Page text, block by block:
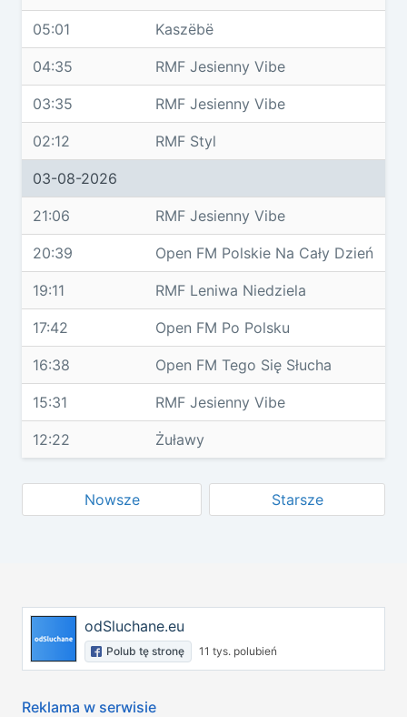
05:01 Kaszëbë
04:35 RMF Jesienny Vibe
03:35 RMF Jesienny Vibe
02:12 RMF Styl
03-08-2026
21:06 RMF Jesienny Vibe
20:39 Open FM Polskie Na Cały Dzień
19:11 RMF Leniwa Niedziela
17:42 Open FM Po Polsku
16:38 Open FM Tego Się Słucha
15:31 RMF Jesienny Vibe
12:22 Żuławy
Nowsze Starsze
odSluchane.eu
Polub tę stronę 11 tys. polubień
Reklama w serwisie